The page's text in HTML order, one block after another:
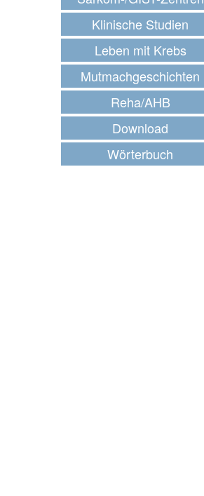
Klinische Studien
Leben mit Krebs
Mutmachgeschichten
Reha/AHB
Download
Wörterbuch